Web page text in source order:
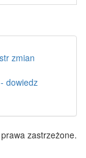
zmian
dowiedz
zastrzeżone.